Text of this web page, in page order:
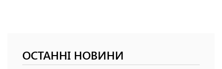
ОСТАННІ НОВИНИ